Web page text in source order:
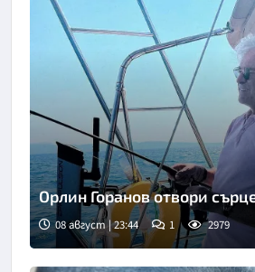
Орлин Горанов отвори
08 август | 23:44 1 2979